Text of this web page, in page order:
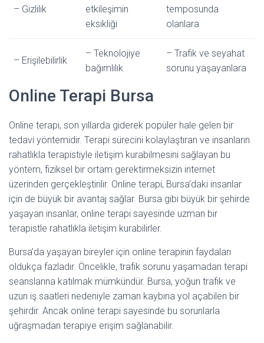
– Gizlilik
etkileşimin
eksikliği
temposunda
olanlara
– Erişilebilirlik
– Teknolojiye
bağımlılık
– Trafik ve seyahat
sorunu yaşayanlara
Online Terapi Bursa
Online terapi, son yıllarda giderek popüler hale gelen bir
tedavi yöntemidir. Terapi sürecini kolaylaştıran ve insanların
rahatlıkla terapistiyle iletişim kurabilmesini sağlayan bu
yöntem, fiziksel bir ortam gerektirmeksizin internet
üzerinden gerçekleştirilir. Online terapi, Bursa’daki insanlar
için de büyük bir avantaj sağlar. Bursa gibi büyük bir şehirde
yaşayan insanlar, online terapi sayesinde uzman bir
terapistle rahatlıkla iletişim kurabilirler.
Bursa’da yaşayan bireyler için online terapinin faydaları
oldukça fazladır. Öncelikle, trafik sorunu yaşamadan terapi
seanslarına katılmak mümkündür. Bursa, yoğun trafik ve
uzun iş saatleri nedeniyle zaman kaybına yol açabilen bir
şehirdir. Ancak online terapi sayesinde bu sorunlarla
uğraşmadan terapiye erişim sağlanabilir.